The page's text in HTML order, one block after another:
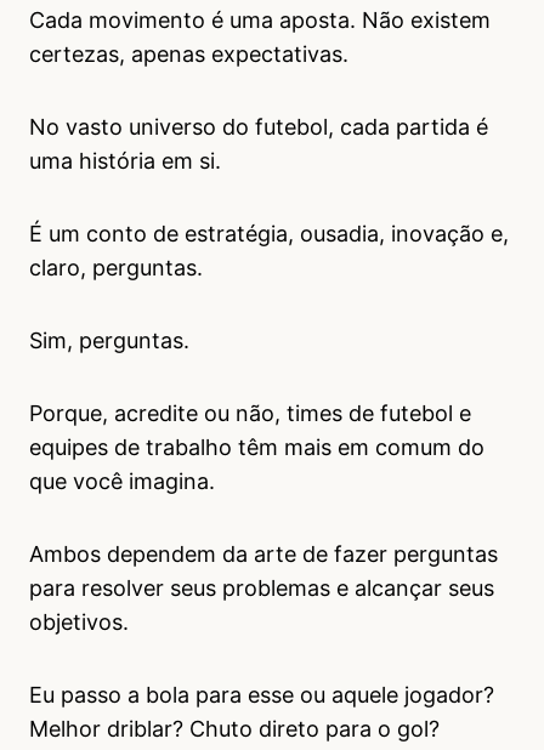
Cada movimento é uma aposta. Não existem
certezas, apenas expectativas.
No vasto universo do futebol, cada partida é
uma história em si.
É um conto de estratégia, ousadia, inovação e,
claro, perguntas.
Sim, perguntas.
Porque, acredite ou não, times de futebol e
equipes de trabalho têm mais em comum do
que você imagina.
Ambos dependem da arte de fazer perguntas
para resolver seus problemas e alcançar seus
objetivos.
Eu passo a bola para esse ou aquele jogador?
Melhor driblar? Chuto direto para o gol?